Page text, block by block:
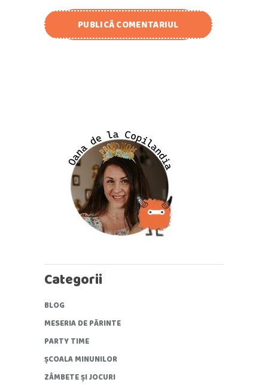
PUBLICĂ COMENTARIUL
Categorii
BLOG
MESERIA DE PĂRINTE
PARTY TIME
ȘCOALA MINUNILOR
ZÂMBETE ȘI JOCURI